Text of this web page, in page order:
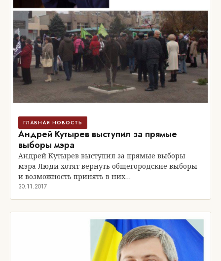
ГЛАВНАЯ НОВОСТЬ
Андрей Кутырев выступил за прямые
выборы мэра
Андрей Кутырев выступил за прямые выборы
мэра Люди хотят вернуть общегородские выборы
и возможность принять в них…
30.11.2017